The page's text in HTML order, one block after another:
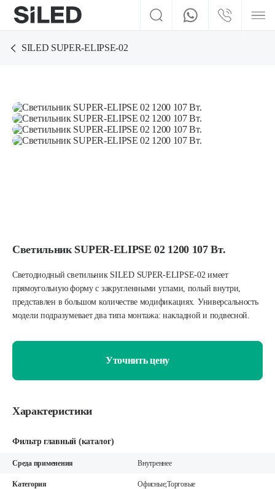
SILED SUPER-ELIPSE-02
Светильник SUPER-ELIPSE 02 1200 107 Вт.
Светодиодный светильник SILED SUPER-ELIPSE-02 имеет
прямоугольную форму с закругленными углами, полый внутри,
представлен в большом количестве модификациях. Универсальность
модели подразумевает два типа монтажа: накладной и подвесной.
Уточнить цену
Характеристики
Фильтр главный (каталог)
Среда применения Внутреннее
Категория Офисные;Торговые